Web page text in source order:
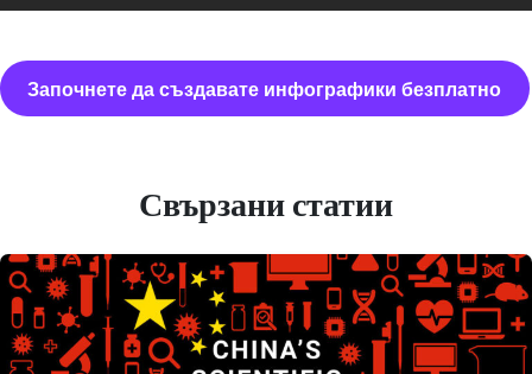
Започнете да създавате инфографики безплатно
Свързани статии